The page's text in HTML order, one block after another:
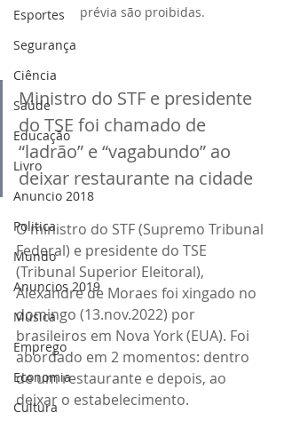
Esportes
Segurança
Ciência
Saúde
Educação
Livro
Anuncio 2018
Politica
Mundo
Anuncios 2019
Música
Emprego
Economia
Cultura
prévia são proibidas.
Ministro do STF e presidente
do TSE foi chamado de
“ladrão” e “vagabundo” ao
deixar restaurante na cidade
O ministro do STF (Supremo Tribunal
Federal) e presidente do TSE
(Tribunal Superior Eleitoral),
Alexandre de Moraes foi xingado no
domingo (13.nov.2022) por
brasileiros em Nova York (EUA). Foi
abordado em 2 momentos: dentro
de um restaurante e depois, ao
deixar o estabelecimento.